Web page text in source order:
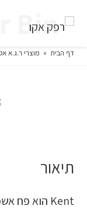
Bin
דף הבית » מוצרי ר.ג.א
תיאור
Kent הוא פח אשפה מעוצב בעל מכסה כרום שטוח.